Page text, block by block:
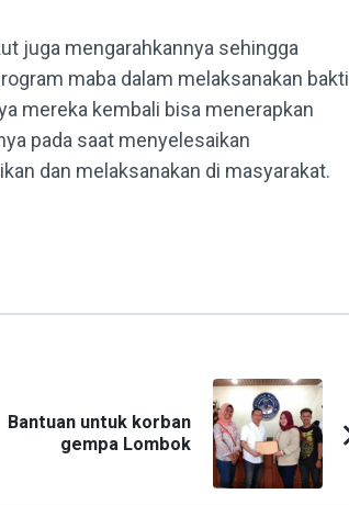
juga mengarahkannya sehingga
maba dalam melaksanakan bakti
mereka kembali bisa menerapkan
pada saat menyelesaikan
dan melaksanakan di masyarakat.
Bantuan untuk korban
gempa Lombok